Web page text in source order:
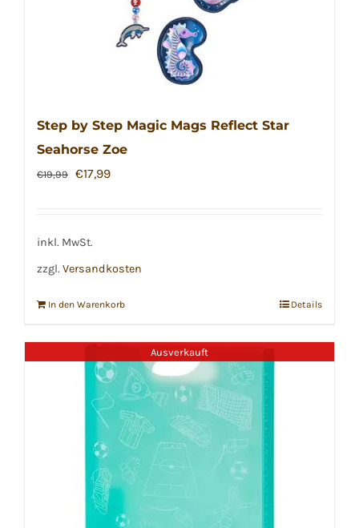
Step by Step Magic Mags Reflect Star
Seahorse Zoe
€19,99 Ursprünglicher
€19,99
€17,99Aktueller
inkl. MwSt.
zzgl. Versandkosten
In den Warenkorb Details
Ausverkauft